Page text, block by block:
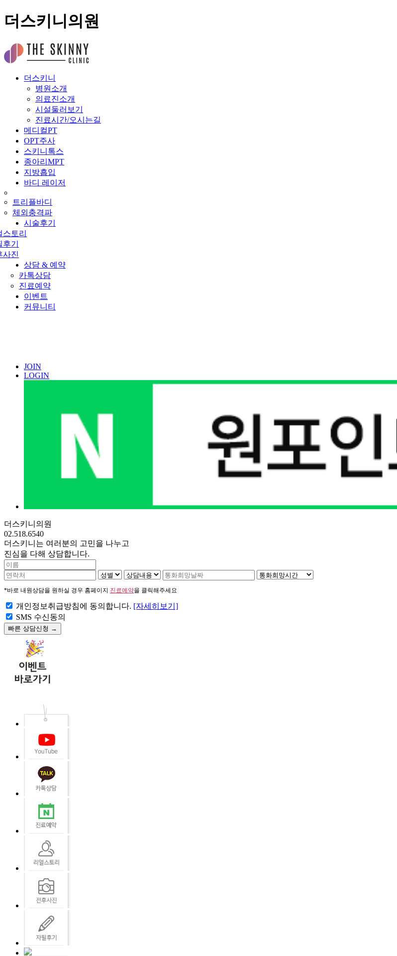
더스키니의원
더스키니
병원소개
의료진소개
시설둘러보기
진료시간/오시는길
메디컬PT
OPT주사
스키니톡스
종아리MPT
지방흡입
바디 레이저
트리플바디
체외충격파
시술후기
스토리
기
사진
상담 & 예약
카톡상담
진료예약
이벤트
커뮤니티
JOIN
LOGIN
더스키니의원
02.518.6540
더스키니는 여러분의 고민을 나누고
진심을 다해 상담합니다.
*바로 내원상담을 원하실 경우 홈페이지 진료예약을 클릭해주세요
개인정보취급방침에 동의합니다. [자세히보기]
SMS 수신동의